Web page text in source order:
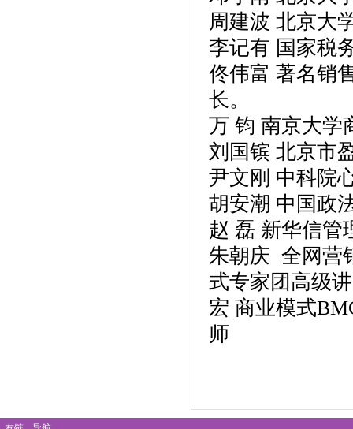
周建波 北京大
李记有 国家税
佟伟富 著名销
长。
万 钧 南京大学
刘国镔 北京市
尹文刚 中科院
胡安潮 中国政
赵 磊 新华信管
朱朝庆 全网营
式专家团高级
宏 商业模式
师